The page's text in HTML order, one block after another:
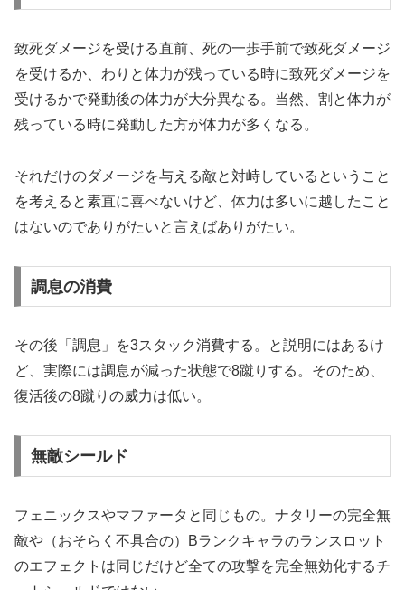
致死ダメージを受ける直前、死の一歩手前で致死ダメージ
を受けるか、わりと体力が残っている時に致死ダメージを
受けるかで発動後の体力が大分異なる。当然、割と体力が
残っている時に発動した方が体力が多くなる。
それだけのダメージを与える敵と対峙しているということ
を考えると素直に喜べないけど、体力は多いに越したこと
はないのでありがたいと言えばありがたい。
調息の消費
その後「調息」を3スタック消費する。と説明にはあるけ
ど、実際には調息が減った状態で8蹴りする。そのため、
復活後の8蹴りの威力は低い。
無敵シールド
フェニックスやマファータと同じもの。ナタリーの完全無
敵や（おそらく不具合の）Bランクキャラのランスロット
のエフェクトは同じだけど全ての攻撃を完全無効化するチ